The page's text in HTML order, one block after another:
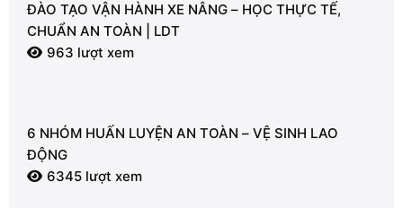
ĐÀO TẠO VẬN HÀNH XE NÂNG – HỌC THỰC TẾ,
CHUẨN AN TOÀN | LDT
963 lượt xem
6 NHÓM HUẤN LUYỆN AN TOÀN – VỆ SINH LAO
ĐỘNG
6345 lượt xem